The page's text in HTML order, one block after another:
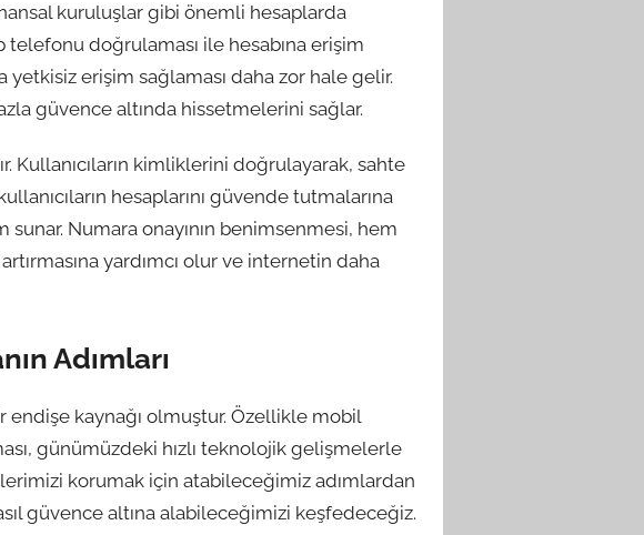
kuruluşlar gibi önemli hesaplarda
telefonu doğrulaması ile hesabına erişim
erişim sağlaması daha zor hale gelir.
güvence altında hissetmelerini sağlar.
Kullanıcıların kimliklerini doğrulayarak, sahte
hesaplarını güvende tutmalarına
Numara onayının benimsenmesi, hem
yardımcı olur ve internetin daha
Adımları
kaynağı olmuştur. Özellikle mobil
günümüzdeki hızlı teknolojik gelişmelerle
korumak için atabileceğimiz adımlardan
güvence altına alabileceğimizi keşfedeceğiz.